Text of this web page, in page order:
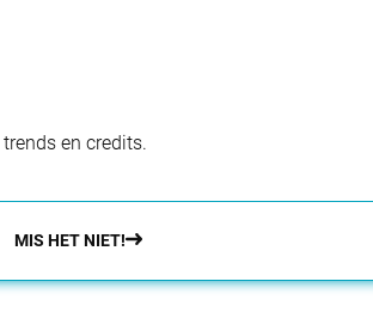
en credits.
MIS HET NIET!